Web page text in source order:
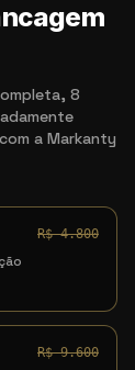
8
a Markanty
R$ 4.800
R$ 9.600